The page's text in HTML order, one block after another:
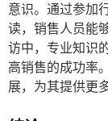
意识。通过参加
读，销售人员能
访中，专业知识
高销售的成功率
展，为其提供更